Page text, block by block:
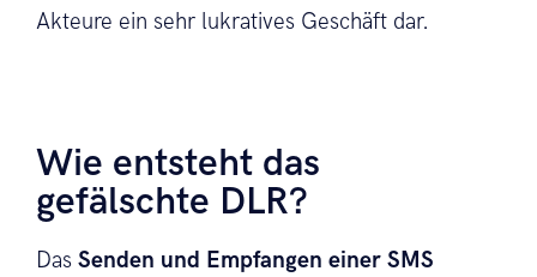
Akteure ein sehr lukratives Geschäft dar.
Wie entsteht das
gefälschte DLR?
Das Senden und Empfangen einer SMS